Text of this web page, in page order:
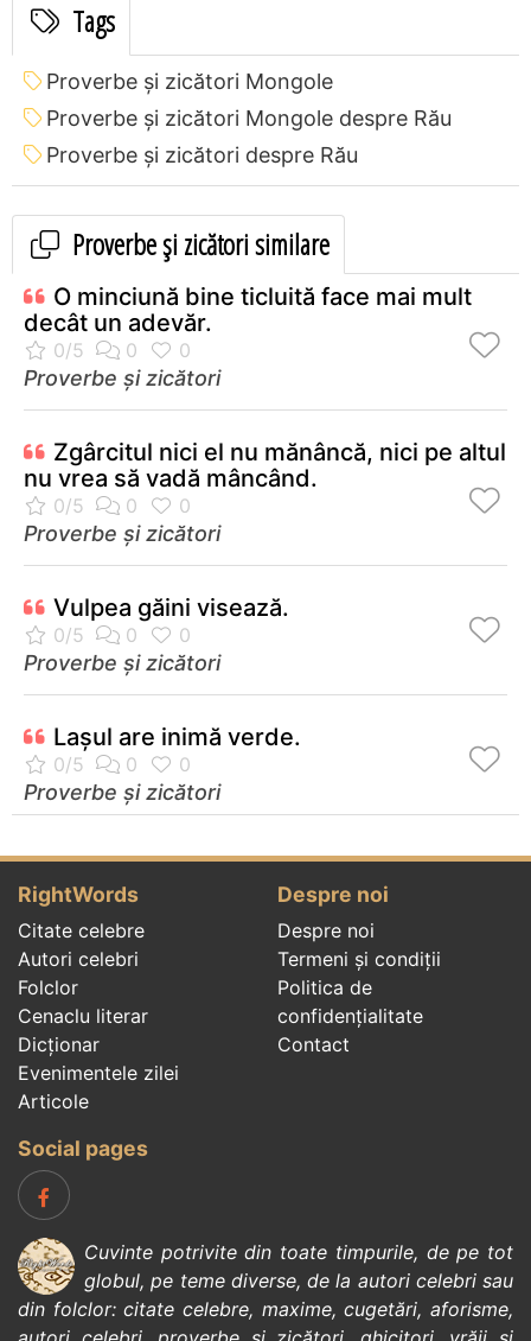
Tags
Proverbe și zicători Mongole
Proverbe și zicători Mongole despre Rău
Proverbe și zicători despre Rău
Proverbe și zicători similare
O minciună bine ticluită face mai mult
decât un adevăr.
Proverbe și zicători
Zgârcitul nici el nu mănâncă, nici pe altul
nu vrea să vadă mâncând.
Proverbe și zicători
Vulpea găini visează.
Proverbe și zicători
Laşul are inimă verde.
Proverbe și zicători
RightWords
Citate celebre
Autori celebri
Folclor
Cenaclu literar
Dicționar
Evenimentele zilei
Articole
Despre noi
Despre noi
Termeni și condiții
Politica de
confidenţialitate
Contact
Social pages
Cuvinte potrivite din toate timpurile, de pe tot
globul, pe teme diverse, de la autori celebrisau
din folclor:citate celebre, maxime,cugetări,aforisme,